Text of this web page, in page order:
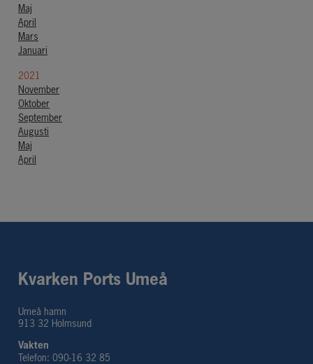
Maj
April
Mars
Januari
2021
November
Oktober
September
Augusti
Maj
April
Kvarken Ports Umeå
Umeå hamn
913 32 Holmsund
Vakten
Telefon: 090-16 32 85